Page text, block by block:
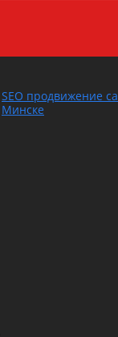
SEO продвижение
Минске